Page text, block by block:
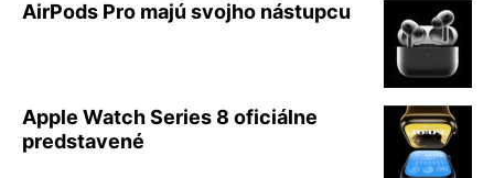
AirPods Pro majú svojho nástupcu
Apple Watch Series 8 oficiálne
predstavené